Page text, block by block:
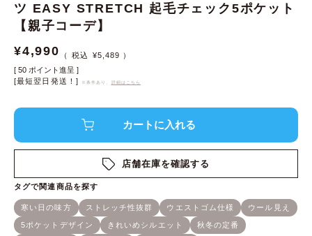
ツ EASY STRETCH 起毛チェック5ポケット
【親子コーデ】
¥4,990 ¥5,489
[ 50 ポイント進呈 ]
[最短翌日発送！]
※条件あり、 詳細はこちら
店舗在庫を確認する